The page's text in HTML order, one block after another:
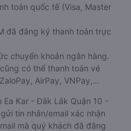
toán quốc tế (Visa, Master
đã đăng ký thanh toán trực
chuyển khoản ngân hàng.
có thể thanh toán vé
AirPay, VNPay,…
Kar - Đắk Lắk Quận 10 -
tin nhắn/email xác nhận
mà quý khách đã đăng